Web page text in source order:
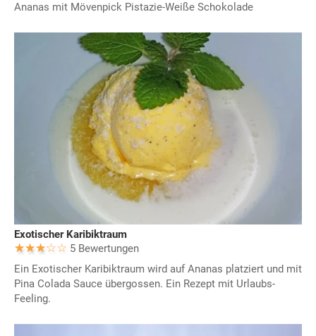
Ananas mit Mövenpick Pistazie-Weiße Schokolade
Exotischer Karibiktraum
5 Bewertungen
Ein Exotischer Karibiktraum wird auf Ananas platziert und mit
Pina Colada Sauce übergossen. Ein Rezept mit Urlaubs-
Feeling.